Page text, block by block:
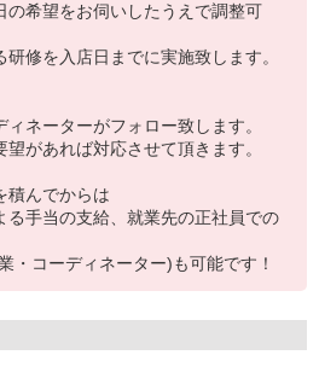
の希望をお伺いしたうえで調整可
修を入店日までに実施致します。
ネーターがフォロー致します。
があれば対応させて頂きます。
積んでからは
る手当の支給、就業先の正社員での
・コーディネーター)も可能です！